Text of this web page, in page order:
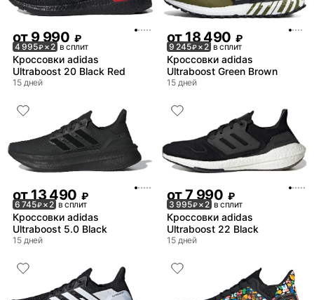
от 9 990 ₽
4 995₽× 2 в сплит
Кроссовки adidas
Ultraboost 20 Black Red
15 дней
от 18 490 ₽
9 245₽× 2 в сплит
Кроссовки adidas
Ultraboost Green Brown
15 дней
от13 490 ₽
6 745₽× 2 в сплит
Кроссовки adidas
Ultraboost 5.0 Black
15 дней
от7 990 ₽
3 995₽× 2 в сплит
Кроссовки adidas
Ultraboost 22 Black
15 дней